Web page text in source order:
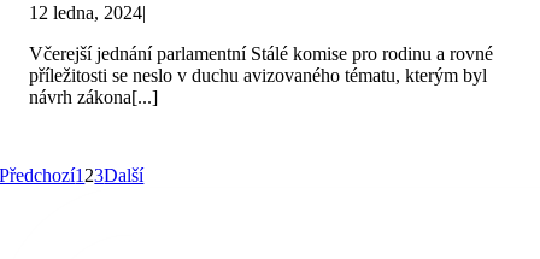
12 ledna, 2024|
Včerejší jednání parlamentní Stálé komise pro rodinu a rovné
příležitosti se neslo v duchu avizovaného tématu, kterým byl
návrh zákona[...]
Předchozí1 23Další